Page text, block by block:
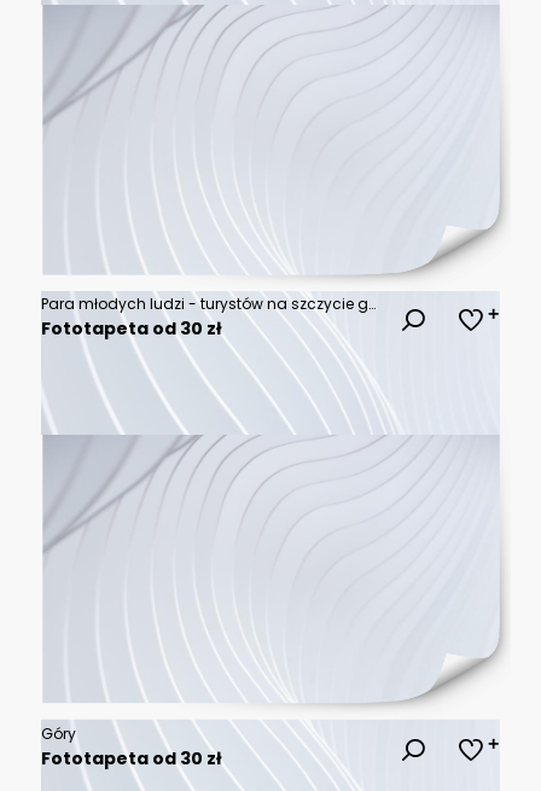
Para młodych ludzi - turystów na szczycie góry, podziwiających piękny górski pejzaż - szczyty gór w chmurach i malowniczą dolinę.
Fototapeta od 30 zł
Góry
Fototapeta od 30 zł